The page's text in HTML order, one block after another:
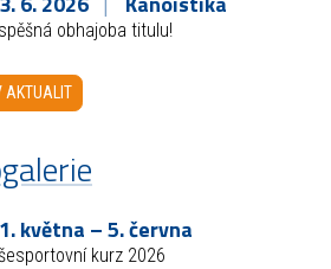
obhajoba titulu!
AKTUALIT
května – 5. června
kurz 2026